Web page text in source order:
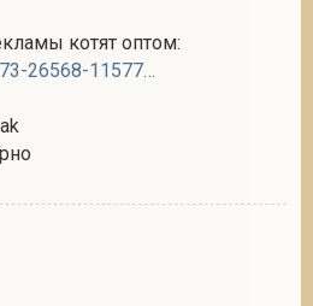
котят оптом:
http://egida.by/forum/173-26568-1157703-16-1472465267